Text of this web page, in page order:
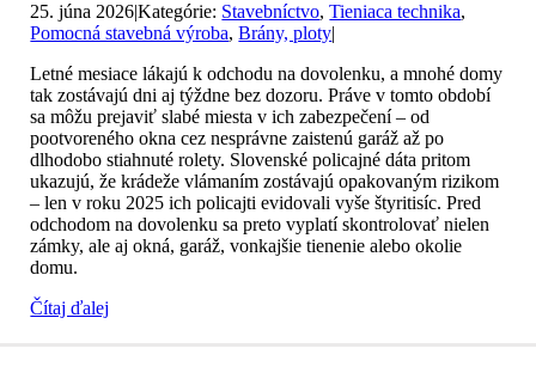
25. júna 2026|Kategórie: Stavebníctvo,Tieniaca technika,
Pomocná stavebná výroba,Brány, ploty|
Letné mesiace lákajú k odchodu na dovolenku, a mnohé domy
tak zostávajú dni aj týždne bez dozoru. Práve v tomto období
sa môžu prejaviť slabé miesta v ich zabezpečení – od
pootvoreného okna cez nesprávne zaistenú garáž až po
dlhodobo stiahnuté rolety. Slovenské policajné dáta pritom
ukazujú, že krádeže vlámaním zostávajú opakovaným rizikom
– len v roku 2025 ich policajti evidovali vyše štyritisíc. Pred
odchodom na dovolenku sa preto vyplatí skontrolovať nielen
zámky, ale aj okná, garáž, vonkajšie tienenie alebo okolie
domu.
Čítaj ďalej